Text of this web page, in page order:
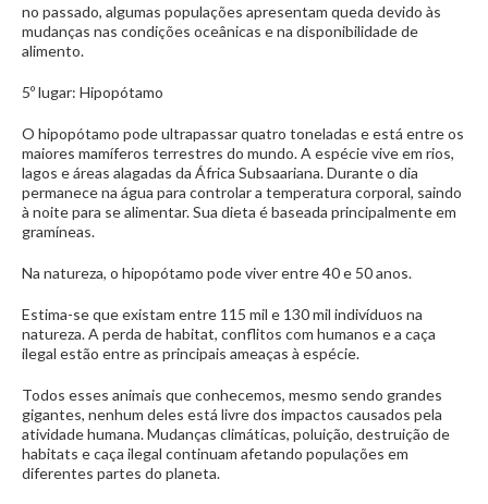
no passado, algumas populações apresentam queda devido às
mudanças nas condições oceânicas e na disponibilidade de
alimento.
5º lugar: Hipopótamo
O hipopótamo pode ultrapassar quatro toneladas e está entre os
maiores mamíferos terrestres do mundo. A espécie vive em rios,
lagos e áreas alagadas da África Subsaariana. Durante o dia
permanece na água para controlar a temperatura corporal, saindo
à noite para se alimentar. Sua dieta é baseada principalmente em
gramíneas.
Na natureza, o hipopótamo pode viver entre 40 e 50 anos.
Estima-se que existam entre 115 mil e 130 mil indivíduos na
natureza. A perda de habitat, conflitos com humanos e a caça
ilegal estão entre as principais ameaças à espécie.
Todos esses animais que conhecemos, mesmo sendo grandes
gigantes, nenhum deles está livre dos impactos causados pela
atividade humana. Mudanças climáticas, poluição, destruição de
habitats e caça ilegal continuam afetando populações em
diferentes partes do planeta.